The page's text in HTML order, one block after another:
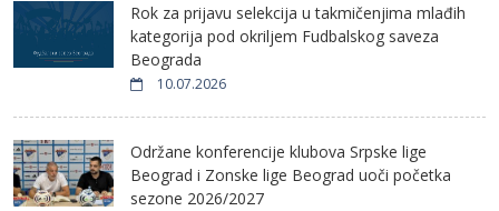
Rok za prijavu selekcija u takmičenjima mlađih
kategorija pod okriljem Fudbalskog saveza
Beograda
10.07.2026
Održane konferencije klubova Srpske lige
Beograd i Zonske lige Beograd uoči početka
sezone 2026/2027